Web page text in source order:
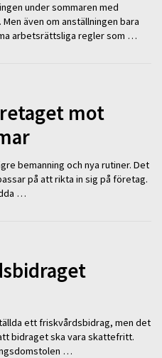
under sommaren med
även om anställningen bara
arbetsrättsliga regler som …
mot
bemanning och nya rutiner. Det
på att rikta in sig på företag.
…
ett friskvårdsbidrag, men det
bidraget ska vara skattefritt.
…